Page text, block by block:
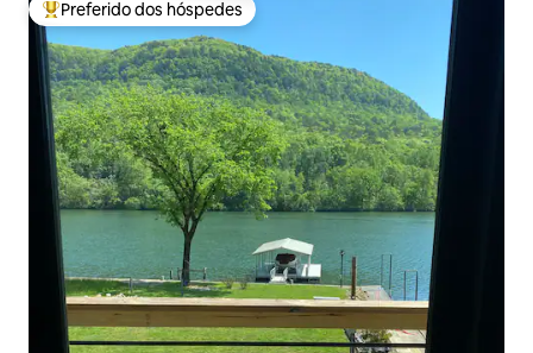
Entre os melhores preferidos dos hóspedes
Preferido dos hóspedes